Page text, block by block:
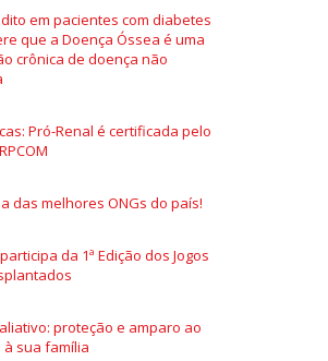
em pacientes com diabetes
que a Doença Óssea é uma
crônica de doença não
Pró-Renal é certificada pelo
das melhores ONGs do país!
da 1ª Edição dos Jogos
proteção e amparo ao
sua família